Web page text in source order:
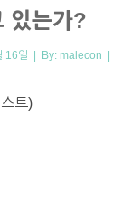
있는가?
16일 | By: malecon |
트)